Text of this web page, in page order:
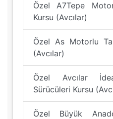
Özel A7Tepe
Kursu (Avcılar)
Özel As Motorlu
(Avcılar)
Özel Avcılar
Sürücüleri Kursu
Özel Büyük